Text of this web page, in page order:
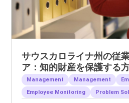
サウスカロライナ州の従
ア：知的財産を保護する
Management Management
Employee Monitoring
Problem